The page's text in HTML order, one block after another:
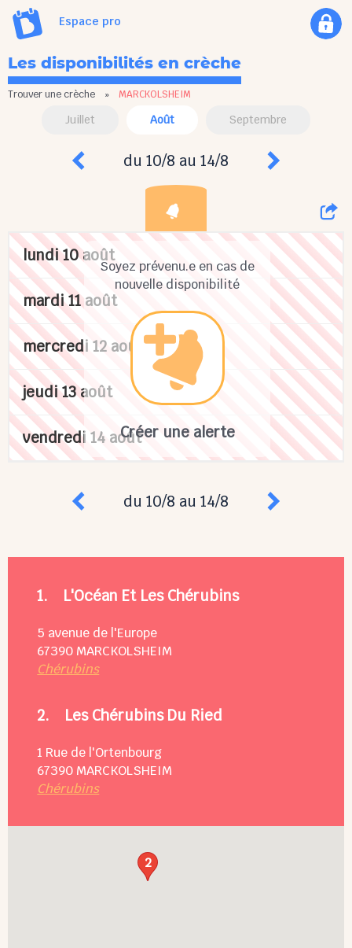
Espace pro
Les disponibilités en crèche
Trouver une crèche » MARCKOLSHEIM
Juillet Août Septembre
du 10/8 au 14/8
Soyez prévenu.e en cas de
nouvelle disponibilité
Créer une alerte
lundi 10 août
mardi 11 août
mercredi 12 août
jeudi 13 août
vendredi 14 août
du 10/8 au 14/8
1. L'Océan Et Les Chérubins
5 avenue de l'Europe
67390 MARCKOLSHEIM
Chérubins
2. Les Chérubins Du Ried
1 Rue de l'Ortenbourg
67390 MARCKOLSHEIM
Chérubins
2